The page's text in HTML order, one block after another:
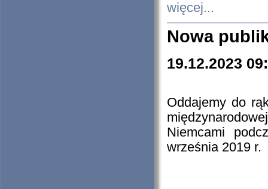
więcej...
Nowa
19.12.2023
Oddajemy do
Niemcami
września 2019 r.